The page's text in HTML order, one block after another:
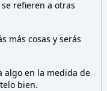
refieren a otras
más cosas y serás
algo en la medida de
bien.